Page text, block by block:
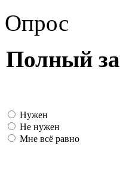
Опрос
Полный
Нужен
Не нужен
Мне всё равно